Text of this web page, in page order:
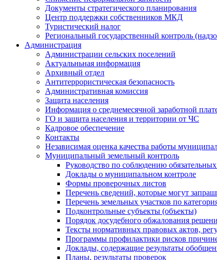
Документы стратегического планирования
Центр поддержки собственников МКД
Туристический налог
Региональный государственный контроль
Администрация
Администрации сельских поселений
Актуальньная информация
Архивный отдел
Антитеррористическая безопасность
Административная комиссия
Защита населения
Информация о среднемесячной заработной
ГО и защита населения и территории от ЧС
Кадровое обеспечение
Контакты
Независимая оценка качества работы
Муниципальный земельный контроль
Руководство по соблюдению
Доклады о муниципальном контроле
Формы проверочных листов
Перечень сведений, которые могут
Перечень земельных участков по
Подконтрольные субъекты (объекты)
Порядок досудебного обжалования
Тексты нормативных правовых актов,
Программы профилактики рисков
Доклады, содержащие результаты
Планы, результаты проверок